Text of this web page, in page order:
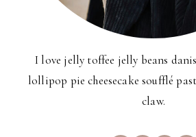
I love jelly toffee jelly beans
lollipop pie cheesecake soufflé
claw.